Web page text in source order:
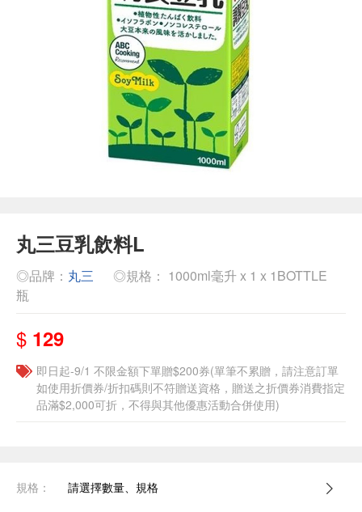
丸三豆乳飲料L
◎品牌： 丸三
◎規格： 1000ml毫升 x 1 x 1BOTTLE
瓶
$ 129
即日起-9/1 不限金額下單贈$200券(單筆不累贈，請注意訂單
如使用折價券/折扣碼則不符贈送資格，贈送之折價券消費指定
品滿$2,000可折，不得與其他優惠活動合併使用)
規格： 請選擇數量、規格